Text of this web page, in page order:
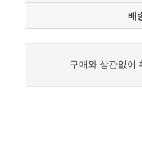
배
구매와 상관없이